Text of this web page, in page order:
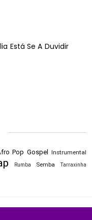
Está Se A Duvidir
Pop Gospel Instrumental
Rumba Semba Tarraxinha